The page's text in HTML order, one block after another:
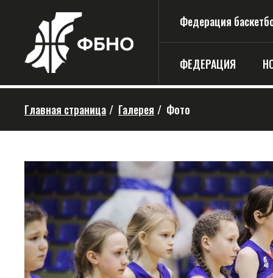
Федерация
ФЕДЕРАЦИЯ
Главная страница / Галерея / Фото